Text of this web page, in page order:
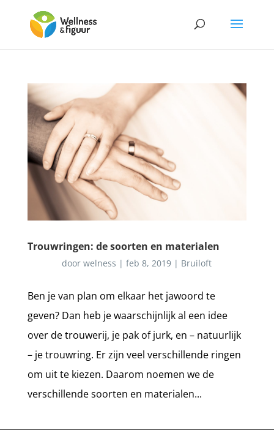
Trouwringen: de soorten en materialen
doorwelness |feb 8, 2019 | Bruiloft
Ben je van plan om elkaar het jawoord te
geven? Dan heb je waarschijnlijk al een idee
over de trouwerij, je pak of jurk, en – natuurlijk
– je trouwring. Er zijn veel verschillende ringen
om uit te kiezen. Daarom noemen we de
verschillende soorten en materialen...